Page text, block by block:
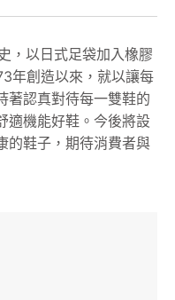
，以日式足袋加入橡膠
年創造以來，就以讓每
著認真對待每一雙鞋的
適機能好鞋。今後將設
的鞋子，期待消費者與